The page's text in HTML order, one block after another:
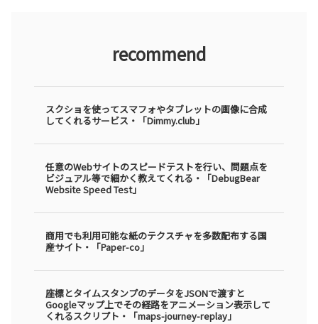
recommend
スクショを使ってスマフォやタブレットの画像に合成
してくれるサービス・「Dimmy.club」
任意のWebサイトのスピードテストを行い、問題点を
ビジュアル等で細かく教えてくれる・「DebugBear
Website Speed Test」
商用でも利用可能な紙のテクスチャを多数配布する国
産サイト・「Paper-co」
座標とタイムスタンプのデータをJSONで渡すと
Googleマップ上でその経路をアニメーション表示して
くれるスクリプト・「maps-journey-replay」